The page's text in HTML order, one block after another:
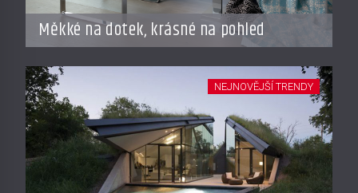
Měkké na dotek, krásné na pohled
NEJNOVĚJŠÍ TRENDY